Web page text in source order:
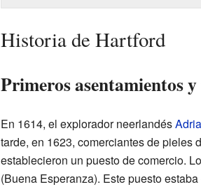
Historia de Hartford
Primeros asentamientos
En 1614, el explorador neerlandés
tarde, en 1623, comerciantes de pieles
establecieron un puesto de comercio.
(Buena Esperanza). Este puesto